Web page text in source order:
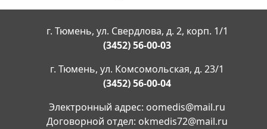
г. Тюмень, ул. Свердлова, д. 2, корп. 1/1
(3452) 56-00-03
г. Тюмень, ул. Комсомольская, д. 23/1
(3452) 56-00-04
Электронный адрес: oomedis@mail.ru
Договорной отдел: okmedis72@mail.ru